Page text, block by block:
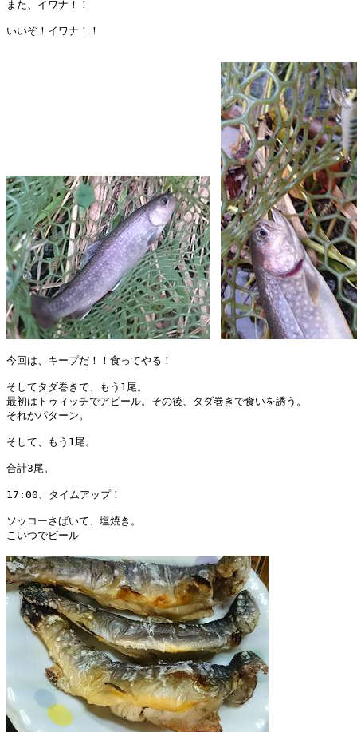
また、イワナ！！
いいぞ！イワナ！！
今回は、キープだ！！食ってやる！
そしてタダ巻きで、もう1尾。
最初はトゥィッチでアピール。その後、タダ巻きで食いを誘う。
それかパターン。
そして、もう1尾。
合計3尾。
17:00、タイムアップ！
ソッコーさばいて、塩焼き。
こいつでビール